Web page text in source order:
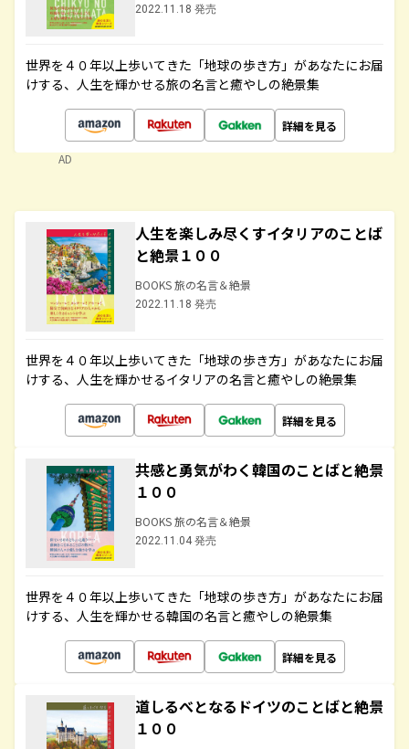
2022.11.18 発売
世界を４０年以上歩いてきた「地球の歩き方」があなたにお届
けする、人生を輝かせる旅の名言と癒やしの絶景集
詳細を見る
AD
人生を楽しみ尽くすイタリアのことば
と絶景１００
BOOKS 旅の名言＆絶景
2022.11.18 発売
世界を４０年以上歩いてきた「地球の歩き方」があなたにお届
けする、人生を輝かせるイタリアの名言と癒やしの絶景集
詳細を見る
共感と勇気がわく韓国のことばと絶景
１００
BOOKS 旅の名言＆絶景
2022.11.04 発売
世界を４０年以上歩いてきた「地球の歩き方」があなたにお届
けする、人生を輝かせる韓国の名言と癒やしの絶景集
詳細を見る
道しるべとなるドイツのことばと絶景
１００